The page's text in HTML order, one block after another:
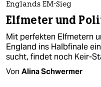
Englands EM-Sieg
Elfmeter und
Mit perfekten Elfmetern
England ins Halbfinale
sucht, findet noch Keir-
Von Alina Schwermer